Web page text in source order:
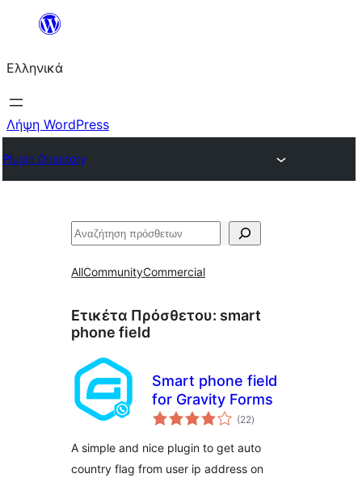
Μετάβαση
περιεχόμενο
Ελληνικά
Λήψη WordPress
Plugin Directory
Αναζήτηση
AllCommunityCommercial
Ετικέτα Πρόσθετου: smart
phone field
Smart phone field
for Gravity Forms
(22αξιολογήσεις
σύνολο
)
A simple and nice plugin to get auto
country flag from user ip address on